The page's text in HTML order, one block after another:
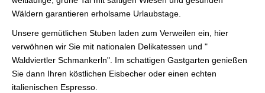
Wäldern garantieren erholsame Urlaubstage.
Unsere gemütlichen Stuben laden zum Verweilen ein, hier
verwöhnen wir Sie mit nationalen Delikatessen und "
Waldviertler Schmankerln". Im schattigen Gastgarten genießen
Sie dann Ihren köstlichen Eisbecher oder einen echten
italienischen Espresso.